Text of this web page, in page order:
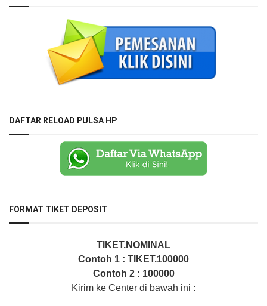
DAFTAR RELOAD PULSA HP
FORMAT TIKET DEPOSIT
TIKET.NOMINAL
Contoh 1 : TIKET.100000
Contoh 2 : 100000
Kirim ke Center di bawah ini :